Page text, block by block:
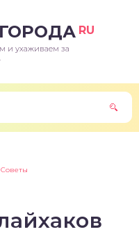
RU
и ухаживаем за
Советы